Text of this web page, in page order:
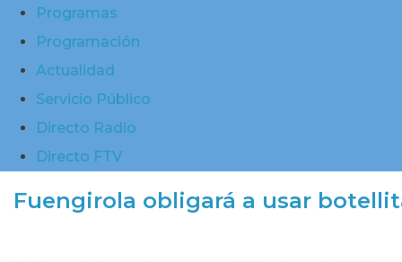
Programas
Programación
Actualidad
Servicio Público
Directo Radio
Directo FTV
Fuengirola obligará a usar